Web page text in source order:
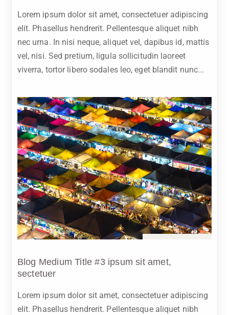
Lorem ipsum dolor sit amet, consectetuer adipiscing
elit. Phasellus hendrerit. Pellentesque aliquet nibh
nec urna. In nisi neque, aliquet vel, dapibus id, mattis
vel, nisi. Sed pretium, ligula sollicitudin laoreet
viverra, tortor libero sodales leo, eget blandit nunc...
Blog Medium Title #3 ipsum sit amet,
sectetuer
Lorem ipsum dolor sit amet, consectetuer adipiscing
elit. Phasellus hendrerit. Pellentesque aliquet nibh